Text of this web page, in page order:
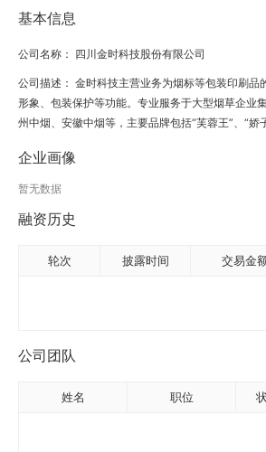
基本信息
公司名称： 四川金时科技股份有限公司
公司描述： 金时科技主营业务为烟标等包装印刷
形象、包装保护等功能。专业服务于大型烟草企业
州中烟、安徽中烟等，主要品牌包括“芙蓉王”、“娇
企业画像
暂无数据
融资历史
轮次 披露时间 交易金
公司团队
姓名 职位